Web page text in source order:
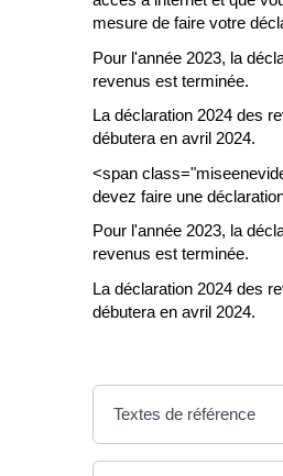
mesure de faire votre
Pour l'année 2023, la
revenus est terminée.
La déclaration 2024 des
débutera en avril 2024.
<span
devez faire une
Pour l'année 2023, la
revenus est terminée.
La déclaration 2024 des
débutera en avril 2024.
Textes de référence